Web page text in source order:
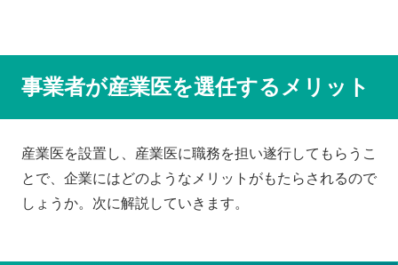
事業者が産業医を選任するメリット
産業医を設置し、産業医に職務を担い遂行してもらうこ
とで、企業にはどのようなメリットがもたらされるので
しょうか。次に解説していきます。